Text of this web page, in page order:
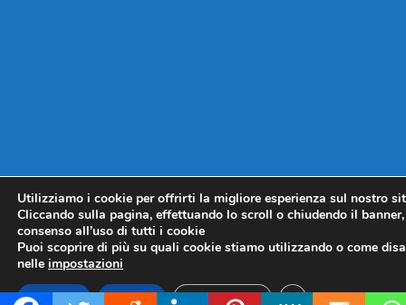
Utilizziamo i cookie per offrirti la migliore esperienza sul nostro
Cliccando sulla pagina, effettuando lo scroll o chiudendo il
consenso all’uso di tutti i cookie
Puoi scoprire di più su quali cookie stiamo utilizzando o come
nelle impostazioni
Accetta Rifiuta Impostazioni CLOSE GDPR